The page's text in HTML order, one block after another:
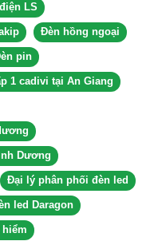
LS
Đèn hồng ngoại
pin
1 cadivi tại An Giang
Dương
Đại lý phân phối đèn led
led Daragon
hiểm